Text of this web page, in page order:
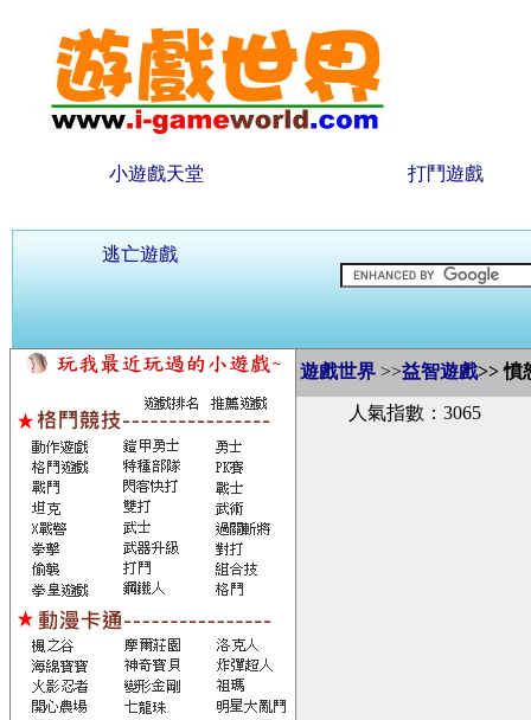
小遊戲天堂 打鬥遊戲
逃亡遊戲
遊戲世界 >>益智遊戲>>憤
人氣指數：3065